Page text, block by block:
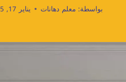
بواسطة: معلم دهانات يناير 17, 2025